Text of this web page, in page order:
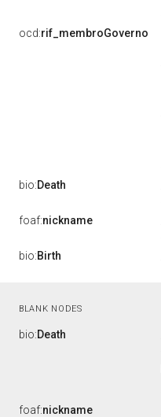
ocd:rif_membroGoverno
bio:Death
foaf:nickname
bio:Birth
BLANK NODES
bio:Death
foaf:nickname